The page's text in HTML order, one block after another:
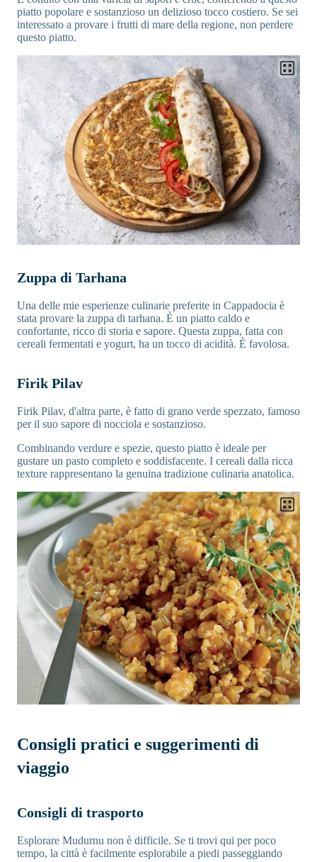
piatto popolare e sostanzioso un delizioso tocco costiero. Se sei
interessato a provare i frutti di mare della regione, non perdere
questo piatto.
Zuppa di Tarhana
Una delle mie esperienze culinarie preferite in Cappadocia è
stata provare la zuppa di tarhana. È un piatto caldo e
confortante, ricco di storia e sapore. Questa zuppa, fatta con
cereali fermentati e yogurt, ha un tocco di acidità. È favolosa.
Firik Pilav
Firik Pilav, d'altra parte, è fatto di grano verde spezzato, famoso
per il suo sapore di nocciola e sostanzioso.
Combinando verdure e spezie, questo piatto è ideale per
gustare un pasto completo e soddisfacente. I cereali dalla ricca
texture rappresentano la genuina tradizione culinaria anatolica.
Consigli pratici e suggerimenti di
viaggio
Consigli di trasporto
Esplorare Mudurnu non è difficile. Se ti trovi qui per poco
tempo, la città è facilmente esplorabile a piedi passeggiando